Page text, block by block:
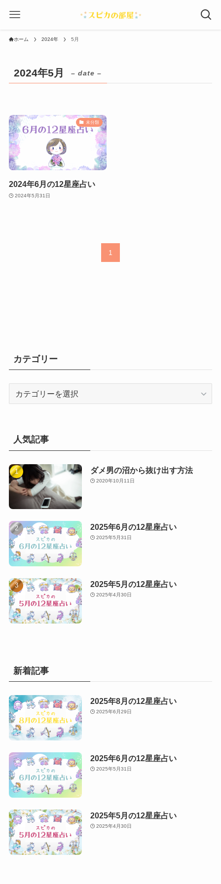
ホーム 2024年 5月
2024年5月 – date –
未分類
2024年6月の12星座占い
2024年5月31日
1
カテゴリー
人気記事
ダメ男の沼から抜け出す方法
2020年10月11日
2025年6月の12星座占い
2025年5月31日
2025年5月の12星座占い
2025年4月30日
新着記事
2025年8月の12星座占い
2025年6月29日
2025年6月の12星座占い
2025年5月31日
2025年5月の12星座占い
2025年4月30日